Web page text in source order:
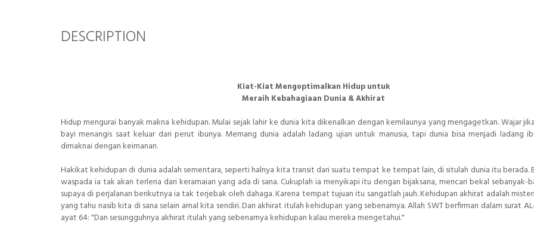
DESCRIPTION
Kiat-Kiat Mengoptimalkan Hidup untuk
Meraih Kebahagiaan Dunia & Akhirat
Hidup mengurai banyak makna kehidupan. Mulai sejak lahir ke dunia kita dikenalkan dengan kemilaunya yang mengagetkan. Wajar
bayi menangis saat keluar dari perut ibunya. Memang dunia adalah ladang ujian untuk manusia, tapi dunia bisa menjadi ladang
dimaknai dengan keimanan.
Hakikat kehidupan di dunia adalah sementara, seperti halnya kita transit dari suatu tempat ke tempat lain, di situlah dunia itu berada.
waspada ia tak akan terlena dari keramaian yang ada di sana. Cukuplah ia menyikapi itu dengan bijaksana, mencari bekal sebanyak-
supaya di perjalanan berikutnya ia tak terjebak oleh dahaga. Karena tempat tujuan itu sangatlah jauh. Kehidupan akhirat adalah
yang tahu nasib kita di sana selain amal kita sendiri. Dan akhirat itulah kehidupan yang sebenarnya. Allah SWT berfirman dalam surat
ayat 64: "Dan sesungguhnya akhirat itulah yang sebenarnya kehidupan kalau mereka mengetahui."